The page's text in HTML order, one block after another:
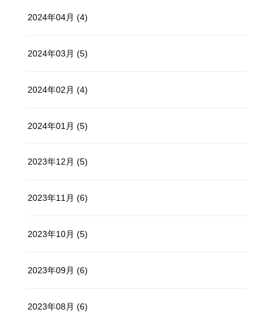
2024年04月 (4)
2024年03月 (5)
2024年02月 (4)
2024年01月 (5)
2023年12月 (5)
2023年11月 (6)
2023年10月 (5)
2023年09月 (6)
2023年08月 (6)